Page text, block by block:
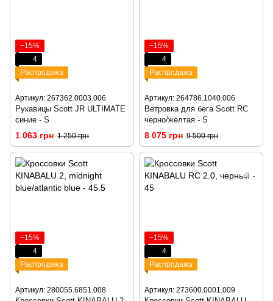
−15%
4
Распродажа
Артикул: 267362.0003.006
Рукавицы Scott JR ULTIMATE
синие - S
1 063 грн 1 250 грн
−15%
4
Распродажа
Артикул: 264786.1040.006
Ветровка для бега Scott RC
черно/желтая - S
8 075 грн 9 500 грн
−15%
4
Распродажа
Артикул: 280055.6851.008
−15%
4
Распродажа
Артикул: 273600.0001.009